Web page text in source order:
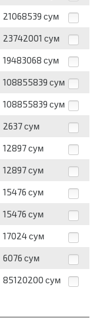
21068539 сум
23742001 сум
19483068 сум
108855839 сум
108855839 сум
2637 сум
12897 сум
12897 сум
15476 сум
15476 сум
17024 сум
6076 сум
85120200 сум